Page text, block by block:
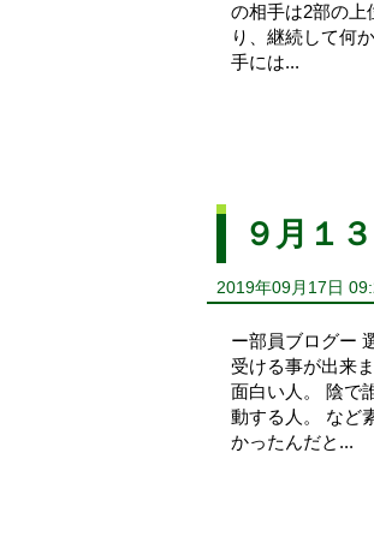
の相手は2部の上
り、継続して何
手には...
９月１
2019年09月17日
ー部員ブログー
受ける事が出来
面白い人。 陰で
動する人。 など
かったんだと...